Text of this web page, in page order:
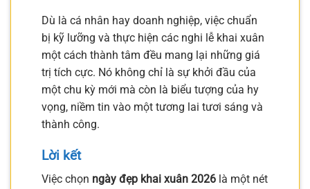
Dù là cá nhân hay doanh nghiệp, việc chuẩn
bị kỹ lưỡng và thực hiện các nghi lễ khai xuân
một cách thành tâm đều mang lại những giá
trị tích cực. Nó không chỉ là sự khởi đầu của
một chu kỳ mới mà còn là biểu tượng của hy
vọng, niềm tin vào một tương lai tươi sáng và
thành công.
Lời kết
Việc chọn ngày đẹp khai xuân 2026 là một nét